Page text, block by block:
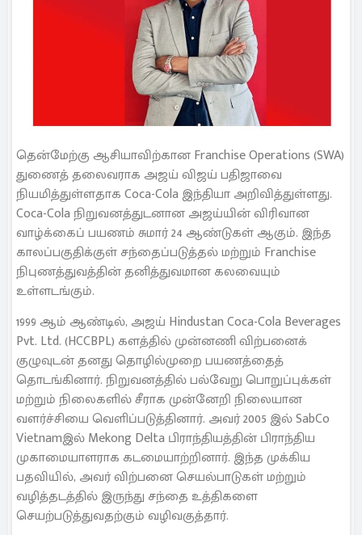
தென்மேற்கு ஆசியாவிற்கான Franchise Operations (SWA)
துணைத் தலைவராக அஜய் விஜய் பதிஜாவை
நியமித்துள்ளதாக Coca-Cola இந்தியா அறிவித்துள்ளது.
Coca-Cola நிறுவனத்துடனான அஜய்யின் விரிவான
வாழ்க்கைப் பயணம் சுமார் 24 ஆண்டுகள் ஆகும். இந்த
காலப்பகுதிக்குள் சந்தைப்படுத்தல் மற்றும் Franchise
நிபுணத்துவத்தின் தனித்துவமான கலவையும்
உள்ளடங்கும்.
1999 ஆம் ஆண்டில், அஜய் Hindustan Coca-Cola Beverages
Pvt. Ltd. (HCCBPL) களத்தில் முன்னணி விற்பனைக்
குழுவுடன் தனது தொழில்முறை பயணத்தைத்
தொடங்கினார். நிறுவனத்தில் பல்வேறு பொறுப்புக்கள்
மற்றும் நிலைகளில் சீராக முன்னேறி நிலையான
வளர்ச்சியை வெளிப்படுத்தினார். அவர் 2005 இல் SabCo
Vietnamஇல் Mekong Delta பிராந்தியத்தின் பிராந்திய
முகாமையாளராக கடமையாற்றினார். இந்த முக்கிய
பதவியில், அவர் விற்பனை செயல்பாடுகள் மற்றும்
வழித்தடத்தில் இருந்து சந்தை உத்திகளை
செயற்படுத்துவதற்கும் வழிவகுத்தார்.